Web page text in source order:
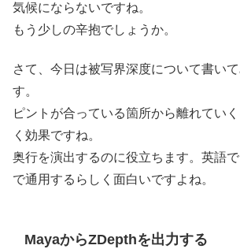
気候にならないですね。
もう少しの辛抱でしょうか。
さて、今日は被写界深度について書い
す。
ピントが合っている箇所から離れてい
く効果ですね。
奥行を演出するのに役立ちます。英語
で通用するらしく面白いですよね。
MayaからZDepthを出力する